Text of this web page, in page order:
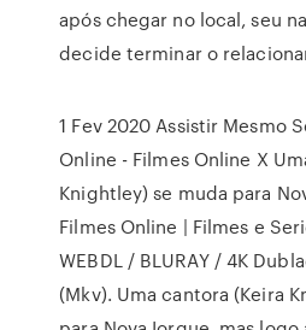
após chegar no local, seu
decide terminar o
1 Fev 2020 Assistir Mesmo
Online - Filmes Online X
Knightley) se muda para
Filmes Online | Filmes e
WEBDL / BLURAY / 4K
(Mkv). Uma cantora (Keira